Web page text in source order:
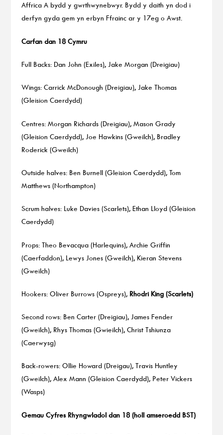
Affrica A bydd y gwrthwynebwyr. Bydd y daith yn dod i
derfyn gyda gem yn erbyn Ffrainc ar y 17eg o Awst.
Carfan dan 18 Cymru
Full Backs: Dan John (Exiles), Jake Morgan (Dreigiau)
Wings: Carrick McDonough (Dreigiau), Jake Thomas
(Gleision Caerdydd)
Centres: Morgan Richards (Dreigiau), Mason Grady
(Gleision Caerdydd), Joe Hawkins (Gweilch), Bradley
Roderick (Gweilch)
Outside halves: Ben Burnell (Gleision Caerdydd), Tom
Matthews (Northampton)
Scrum halves: Luke Davies (Scarlets), Ethan Lloyd (Gleision
Caerdydd)
Props: Theo Bevacqua (Harlequins), Archie Griffin
(Caerfaddon), Lewys Jones (Gweilch), Kieran Stevens
(Gweilch)
Hookers: Oliver Burrows (Ospreys), Rhodri King (Scarlets)
Second rows: Ben Carter (Dreigiau), James Fender
(Gweilch), Rhys Thomas (Gwieilch), Christ Tshiunza
(Caerwysg)
Back-rowers: Ollie Howard (Dreigau), Travis Huntley
(Gweilch), Alex Mann (Gleision Caerdydd), Peter Vickers
(Wasps)
Gemau Cyfres Rhyngwladol dan 18 (holl amseroedd BST)